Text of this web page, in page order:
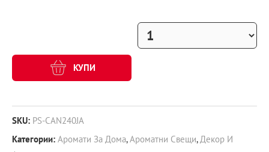
КУПИ
SKU: PS-CAN240JA
Категории: Аромати За Дома,Ароматни Свещи, Декор И